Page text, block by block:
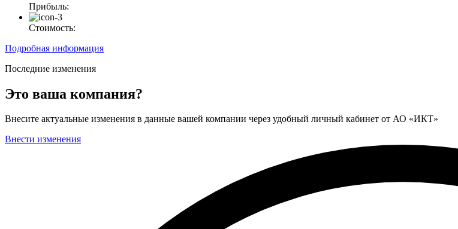
Прибыль:
Стоимость:
Подробная информация
Последние изменения
Это ваша компания?
Внесите актуальные изменения в данные вашей компании через удобный личный кабинет от АО «ИКТ»
Внести изменения